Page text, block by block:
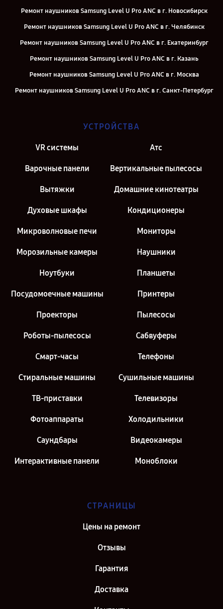
Ремонт наушников Samsung Level U Pro ANC в г. Новосибирск
Ремонт наушников Samsung Level U Pro ANC в г. Челябинск
Ремонт наушников Samsung Level U Pro ANC в г. Екатеринбург
Ремонт наушников Samsung Level U Pro ANC в г. Казань
Ремонт наушников Samsung Level U Pro ANC в г. Москва
Ремонт наушников Samsung Level U Pro ANC в г. Санкт-Петербург
УСТРОЙСТВА
VR системы Атс
Варочные панели Вертикальные пылесосы
Вытяжки Домашние кинотеатры
Духовые шкафы Кондиционеры
Микроволновые печи Мониторы
Морозильные камеры Наушники
Ноутбуки Планшеты
Посудомоечные машины Принтеры
Проекторы Пылесосы
Роботы-пылесосы Сабвуферы
Смарт-часы Телефоны
Стиральные машины Сушильные машины
ТВ-приставки Телевизоры
Фотоаппараты Холодильники
Саундбары Видеокамеры
Интерактивные панели Моноблоки
СТРАНИЦЫ
Цены на ремонт
Отзывы
Гарантия
Доставка